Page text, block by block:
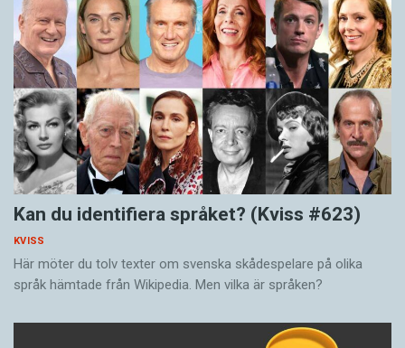
Kan du identifiera språket? (Kviss #623)
KVISS
Här möter du tolv texter om svenska skådespelare på olika
språk hämtade från Wikipedia. Men vilka är språken?